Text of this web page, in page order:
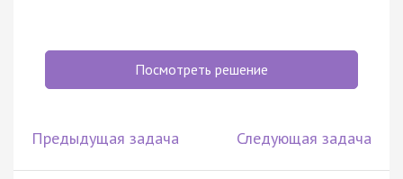
Посмотреть решение
Предыдущая задача Следующая задача